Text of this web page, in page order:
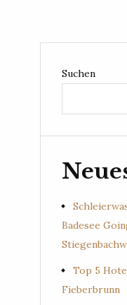
Suchen
Badesee
Top 5
Fieberbrunn